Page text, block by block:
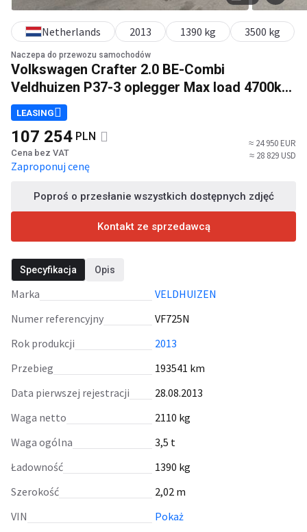
Naczepa do przewozu samochodów
Volkswagen Crafter 2.0 BE-Combi
Veldhuizen P37-3 oplegger Max load 4700kg
Minisattel Autotransporter
Netherlands 2013 1390 kg 3500 kg
LEASING
107 254 PLN
Cena bez VAT
Zaproponuj cenę
≈ 24 950 EUR
≈ 28 829 USD
Poproś o przesłanie wszystkich dostępnych zdjęć
Kontakt ze sprzedawcą
Specyfikacja Opis
Marka
VELDHUIZEN
Numer referencyjny
VF725N
Rok produkcji
2013
Przebieg
193541 km
Data pierwszej rejestracji
28.08.2013
Waga netto
2110 kg
Waga ogólna
3,5 t
Ładowność
1390 kg
Szerokość
2,02 m
VIN
Pokaż